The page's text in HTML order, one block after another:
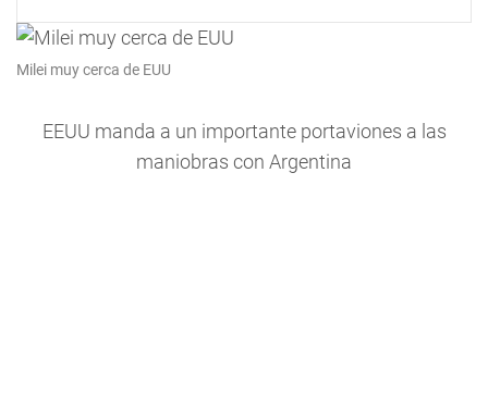
Milei muy cerca de EUU
EEUU manda a un importante portaviones a las
maniobras con Argentina